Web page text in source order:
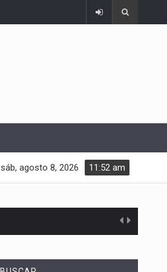
11:52 am
sáb, agosto 8, 2026